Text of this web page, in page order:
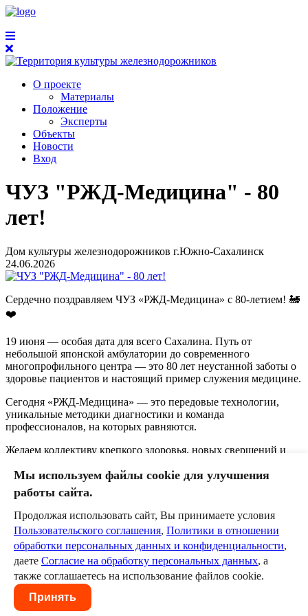
О проекте
Материалы
Положение
Эксперты
Объекты
Новости
Вход
ЧУЗ "РЖД-Медицина" - 80
лет!
Дом культуры железнодорожников г.Южно-Сахалинск
24.06.2026
Сердечно поздравляем ЧУЗ «РЖД-Медицина» с 80-летием! 🚂
❤️
19 июня — особая дата для всего Сахалина. Путь от
небольшой японской амбулатории до современного
многопрофильного центра — это 80 лет неустанной заботы о
здоровье пациентов и настоящий пример служения медицине.
Сегодня «РЖД-Медицина» — это передовые технологии,
уникальные методики диагностики и команда
профессионалов, на которых равняются.
Желаем коллективу крепкого здоровья, новых свершений и
профессии! 🎉🏥
Оставить комментарий
Пожалуйста, авторизуйтесь, чтобы комментировать.
Пользовательское соглашение
обработки персональных данных
персональных данных
Мы используем файлы cookie для улучшения
работы сайта.
Продолжая использовать сайт, Вы принимаете условия
Пользовательского соглашения, Политики в отношении
обработки персональных данных и конфиденциальности,
даете Согласие на обработку персональных данных, а
также соглашаетесь на использование файлов cookie.
Принять